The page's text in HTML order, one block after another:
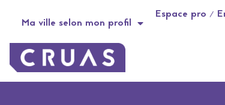
Ma ville selon mon profil
Espace pro /